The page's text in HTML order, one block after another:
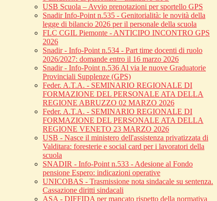
USB Scuola – Avvio prenotazioni per sportello GPS
Snadir Info-Point n.535 - Genitorialità: le novità della
legge di bilancio 2026 per il personale della scuola
FLC CGIL Piemonte - ANTICIPO INCONTRO GPS
2026
Snadir - Info-Point n.534 - Part time docenti di ruolo
2026/2027: domande entro il 16 marzo 2026
Snadir - Info-Point n.536 Al via le nuove Graduatorie
Provinciali Supplenze (GPS)
Feder. A.T.A. - SEMINARIO REGIONALE DI
FORMAZIONE DEL PERSONALE ATA DELLA
REGIONE ABRUZZO 02 MARZO 2026
Feder. A.T.A. - SEMINARIO REGIONALE DI
FORMAZIONE DEL PERSONALE ATA DELLA
REGIONE VENETO 23 MARZO 2026
USB - Nasce il ministero dell'assistenza privatizzata di
Valditara: foresterie e social card per i lavoratori della
scuola
SNADIR - Info-Point n.533 - Adesione al Fondo
pensione Espero: indicazioni operative
UNICOBAS - Trasmissione nota sindacale su sentenza.
Cassazione diritti sindacali
ASA - DIFFIDA per mancato rispetto della normativa